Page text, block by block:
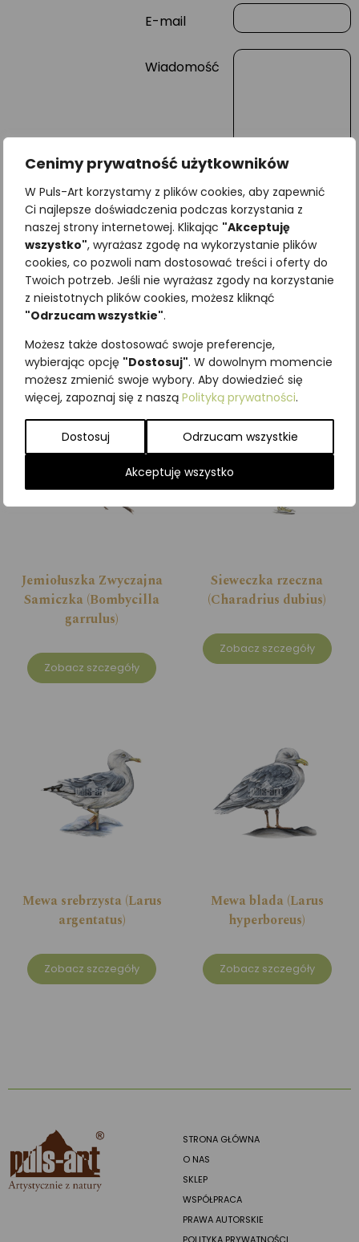
Cenimy prywatność użytkowników
W Puls-Art korzystamy z plików cookies, aby zapewnić
Ci najlepsze doświadczenia podczas korzystania z
naszej strony internetowej. Klikając "Akceptuję
wszystko", wyrażasz zgodę na wykorzystanie plików
cookies, co pozwoli nam dostosować treści i oferty do
Twoich potrzeb. Jeśli nie wyrażasz zgody na korzystanie
z nieistotnych plików cookies, możesz kliknąć
"Odrzucam wszystkie".
Możesz także dostosować swoje preferencje,
wybierając opcję "Dostosuj". W dowolnym momencie
możesz zmienić swoje wybory. Aby dowiedzieć się
więcej, zapoznaj się z naszą Polityką prywatności.
Dostosuj Odrzucam wszystkie
Akceptuję wszystko
E-mail
Wiadomość
Najniższa cena z ostatnich 30
dni:65,00zł
SKU:Brak danych
Kategorie:
Podobne produkty
Jemiołuszka Zwyczajna
Samiczka (Bombycilla
garrulus)
Zobacz szczegóły
Sieweczka rzeczna
(Charadrius dubius)
Zobacz szczegóły
Mewa srebrzysta (Larus
argentatus)
Zobacz szczegóły
Mewa blada (Larus
hyperboreus)
Zobacz szczegóły
STRONA GŁÓWNA
O NAS
SKLEP
WSPÓŁPRACA
PRAWA AUTORSKIE